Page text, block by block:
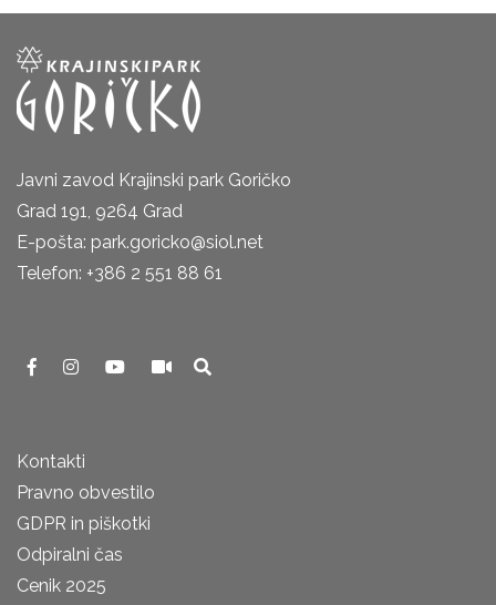
Javni zavod Krajinski park Goričko
Grad 191, 9264 Grad
E-pošta: park.goricko@siol.net
Telefon: +386 2 551 88 61
Kontakti
Pravno obvestilo
GDPR in piškotki
Odpiralni čas
Cenik 2025